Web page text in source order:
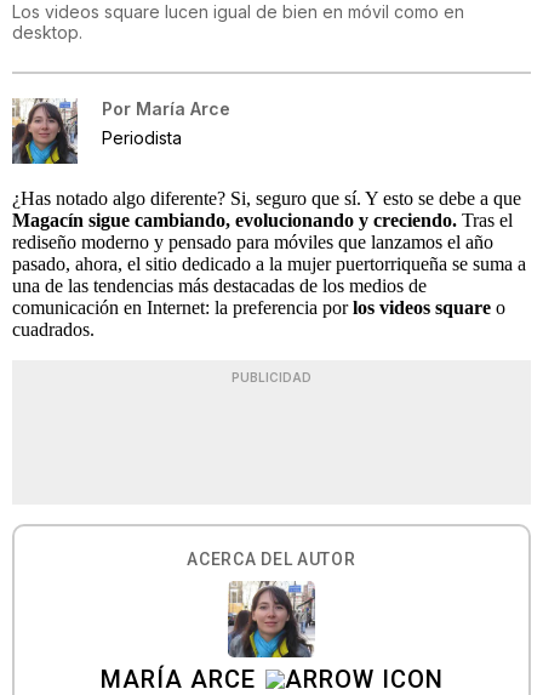
Los videos square lucen igual de bien en móvil como en
desktop.
Por María Arce
Periodista
¿Has notado algo diferente? Si, seguro que sí. Y esto se debe a que
Magacín sigue cambiando, evolucionando y creciendo. Tras el
rediseño moderno y pensado para móviles que lanzamos el año
pasado, ahora, el sitio dedicado a la mujer puertorriqueña se suma a
una de las tendencias más destacadas de los medios de
comunicación en Internet: la preferencia porlos videos square o
cuadrados.
PUBLICIDAD
ACERCA DEL AUTOR
MARÍA ARCE